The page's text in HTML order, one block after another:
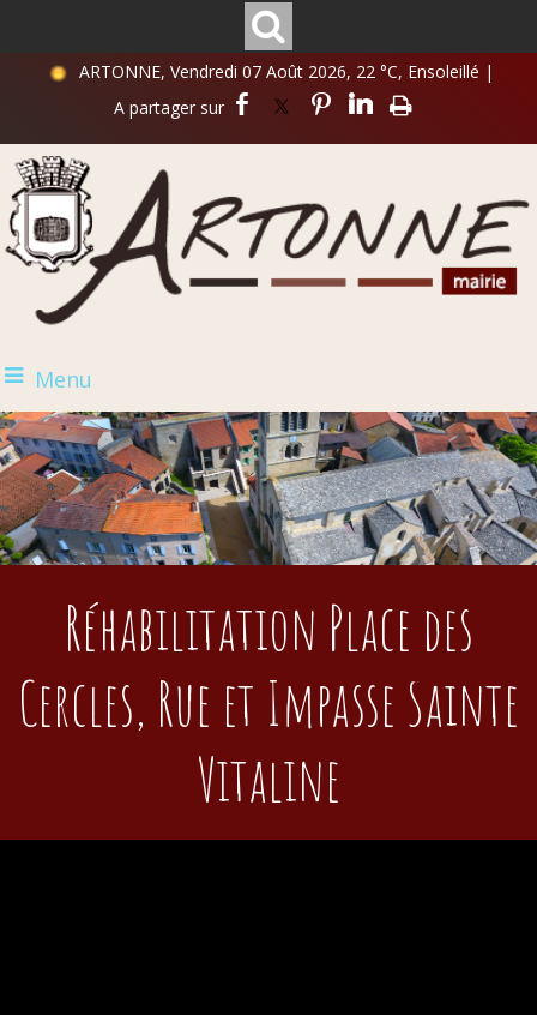
ARTONNE, Vendredi 07 Août 2026, 22 °C, Ensoleillé |
Menu
Réhabilitation Place des
Cercles, Rue et Impasse Sainte
Vitaline